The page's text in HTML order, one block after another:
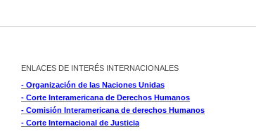
ENLACES DE INTERÉS INTERNACIONALES
- Organización de las Naciones Unidas
- Corte Interamericana de Derechos Humanos
- Comisión Interamericana de derechos Humanos
- Corte Internacional de Justicia